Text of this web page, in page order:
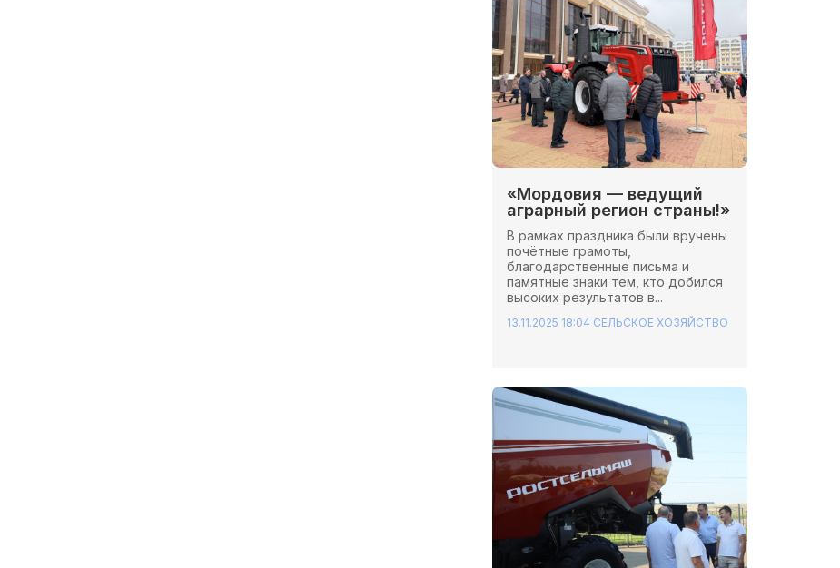
«Мордовия — ведущий
аграрный регион страны!»
В рамках праздника были вручены
почётные грамоты,
благодарственные письма и
памятные знаки тем, кто добился
высоких результатов в...
13.11.2025 18:04 СЕЛЬСКОЕ ХОЗЯЙСТВО